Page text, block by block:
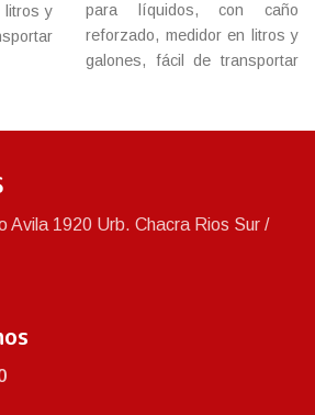
litros y
para líquidos, con caño
reforzado, medidor en litros y
galones, fácil de transportar
BPA.
Avila 1920 Urb. Chacra Rios Sur /